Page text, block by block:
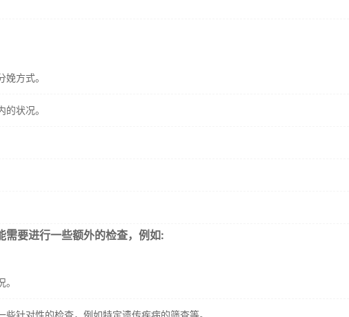
方式。
状况。
需要进行一些额外的检查，例如:
针对性的检查，例如特定遗传疾病的筛查等。